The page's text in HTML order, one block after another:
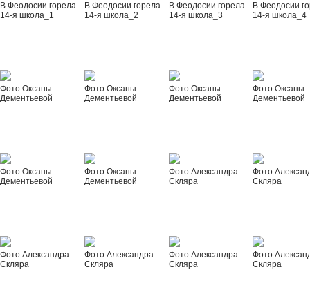
В Феодосии горела
14-я школа_1
В Феодосии горела
14-я школа_2
В Феодосии горела
14-я школа_3
В Феодосии
14-я школа_4
Фото Оксаны
Дементьевой
Фото Оксаны
Дементьевой
Фото Оксаны
Дементьевой
Фото Оксаны
Дементьевой
Фото Оксаны
Дементьевой
Фото Оксаны
Дементьевой
Фото Александра
Скляра
Фото
Скляра
Фото Александра
Скляра
Фото Александра
Скляра
Фото Александра
Скляра
Фото
Скляра